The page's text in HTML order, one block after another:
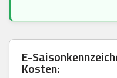
E-
Kosten: